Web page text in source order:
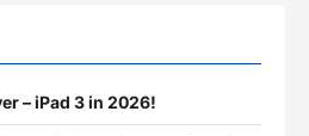
– iPad 3 in 2026!